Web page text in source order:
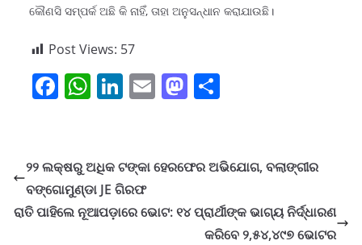
କୌଣସି ସମ୍ପର୍କ ଅଛି କି ନାହିଁ, ତାହା ଅନୁସନ୍ଧାନ କରାଯାଉଛି।
Post Views: 57
F
e
b
o
W
s
A
p
Li
e
dI
n
E
l
M
o
o
e
୨୨ ଲକ୍ଷରୁ ଅଧିକ ଟଙ୍କା ହେରଫେର ଅଭିଯୋଗ, ବଲାଙ୍ଗୀର
ବଙ୍ଗୋମୁଣ୍ଡା JE ଗିରଫ
ରାତି ପାହିଲେ ନୂଆପଡ଼ାରେ ଭୋଟ: ୧୪ ପ୍ରାର୍ଥୀଙ୍କ ଭାଗ୍ୟ ନିର୍ଦ୍ଧାରଣ
କରିବେ ୨,୫୪,୪୯୭ ଭୋଟର